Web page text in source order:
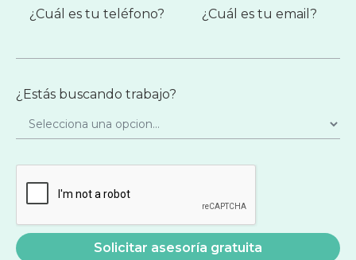
¿Cuál es tu teléfono? ¿Cuál es tu email?
¿Estás buscando trabajo?